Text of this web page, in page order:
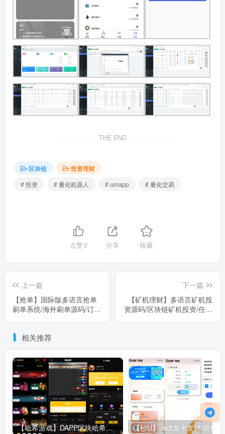
THE END
区块链
投资理财
# 投资
# 量化机器人 # uinapp # 量化交易
点赞0 分享 收藏
上一篇
【抢单】国际版多语言抢单
刷单系统/海外刷单源码/订单
下一篇
【矿机理财】多语言矿机投
资源码/区块链矿机投资/任务
相关推荐
【哈希游戏】DAPP区块哈希竞彩/哈希值游戏/28游戏/usdt游戏/区块链游戏